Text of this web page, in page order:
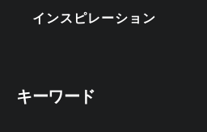
インスピレーション
キーワード